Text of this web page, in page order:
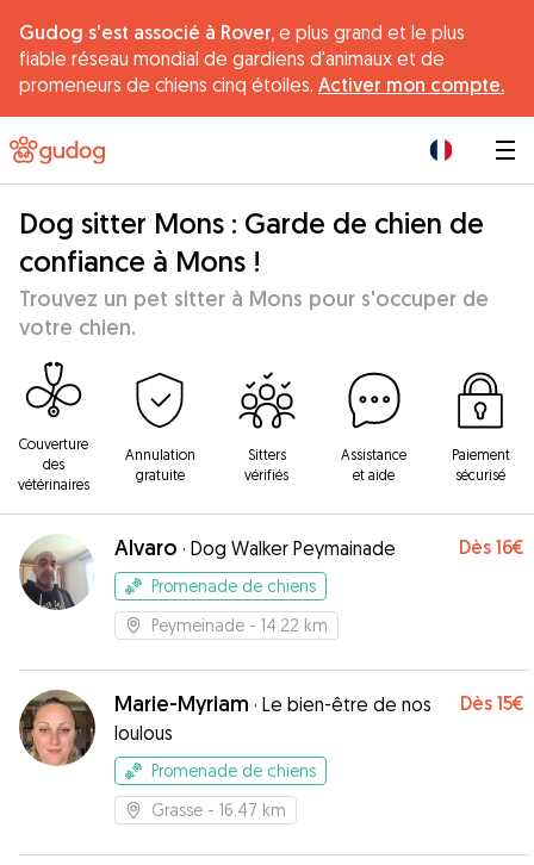
Gudog s'est associé à Rover, e plus grand et le plus
fiable réseau mondial de gardiens d'animaux et de
promeneurs de chiens cinq étoiles. Activer mon compte.
Dog sitter Mons : Garde de chien de
confiance à Mons !
Trouvez un pet sitter à Mons pour s'occuper de
votre chien.
Couverture
des
vétérinaires
Annulation
gratuite
Sitters
vérifiés
Assistance
et aide
Paiement
sécurisé
Alvaro · Dog Walker Peymainade Dès 16€
Promenade de chiens
Peymeinade - 14.22 km
Marie-Myriam · Le bien-être de nos
loulous
Dès 15€
Promenade de chiens
Grasse - 16.47 km